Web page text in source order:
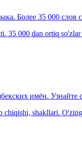
Более 35 000
000 dan ortiq
имён. Узнайте
chiqishi, shakllari.